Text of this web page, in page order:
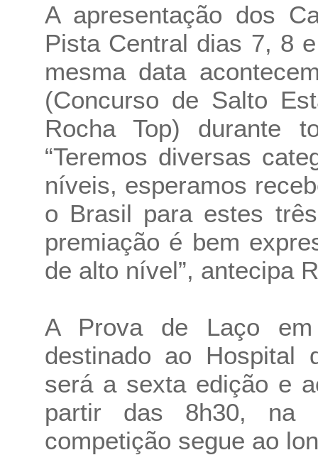
A apresentação dos
Pista Central dias 7, 8
mesma data
(Concurso de Salto
Rocha Top) durante
“Teremos diversas
níveis, esperamos
o Brasil para estes
premiação é bem
de alto nível”, antecipa
A Prova de Laço
destinado ao Hospital
será a sexta edição e
partir das 8h30, na
competição segue ao